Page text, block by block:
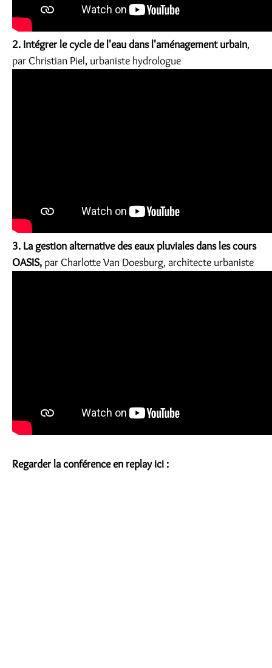
2. Intégrer le cycle de l'eau dans l'aménagement urbain,
par Christian Piel, urbaniste hydrologue
3. La gestion alternative des eaux pluviales dans les cours
OASIS, par Charlotte Van Doesburg, architecte urbaniste
Regarder la conférence en replay ici :